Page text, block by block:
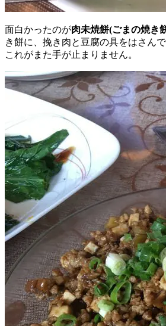
面白かったのが肉未焼餅(ごまの焼き
き餅に、挽き肉と豆腐の具をはさん
これがまた手が止まりません。